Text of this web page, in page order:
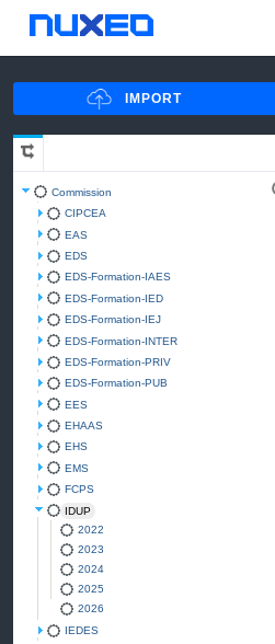
Commission
CIPCEA
EAS
EDS
EDS-Formation-IAES
EDS-Formation-IED
EDS-Formation-IEJ
EDS-Formation-INTER
EDS-Formation-PRIV
EDS-Formation-PUB
EES
EHAAS
EHS
EMS
FCPS
IDUP
2022
2023
2024
2025
2026
IEDES